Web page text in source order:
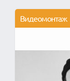
Видеомонтаж